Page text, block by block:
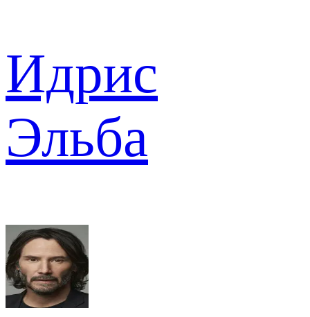
Идрис
Эльба